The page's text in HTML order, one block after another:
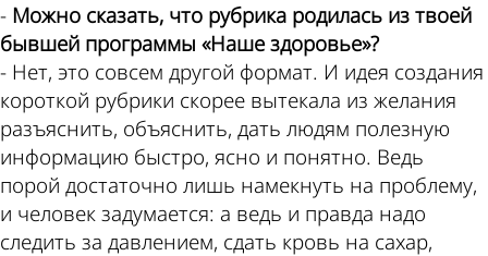
- Можно сказать, что рубрика родилась из твоей
бывшей программы «Наше здоровье»?
- Нет, это совсем другой формат. И идея создания
короткой рубрики скорее вытекала из желания
разъяснить, объяснить, дать людям полезную
информацию быстро, ясно и понятно. Ведь
порой достаточно лишь намекнуть на проблему,
и человек задумается: а ведь и правда надо
следить за давлением, сдать кровь на сахар,